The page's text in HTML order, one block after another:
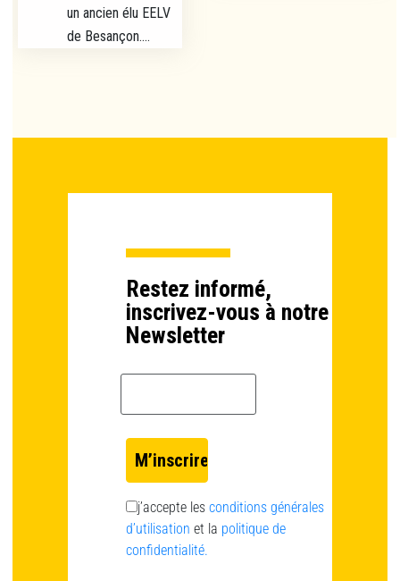
un ancien élu EELV
de Besançon....
Restez informé,
inscrivez-vous à notre
Newsletter
j’accepte les conditions générales
d’utilisation et la politique de
confidentialité.